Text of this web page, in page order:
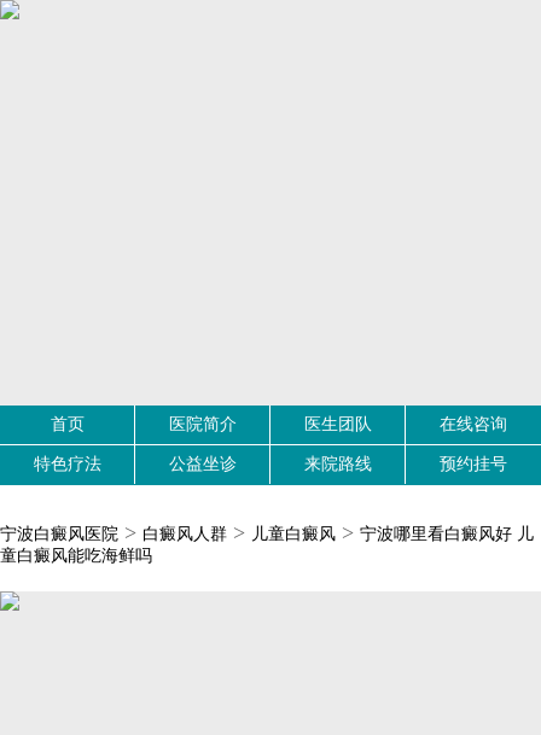
首页 医院简介 医生团队 在线咨询
特色疗法 公益坐诊 来院路线 预约挂号
宁波白癜风医院 > 白癜风人群 > 儿童白癜风 > 宁波哪里看白癜风好 儿
童白癜风能吃海鲜吗